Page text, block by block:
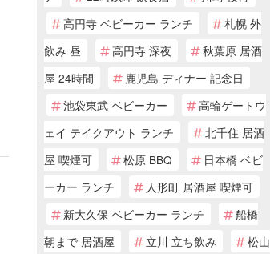
高円寺 ベビーカー ランチ
札幌 外
飲み 昼
高円寺 深夜
秋葉原 居酒
屋 24時間
鹿児島 ディナー 記念日
池袋東武 ベビーカー
高輪ゲートウ
ェイ テイクアウト ランチ
北千住 居酒
屋 喫煙可
松原 BBQ
日本橋 ベビ
ーカー ランチ
人形町 居酒屋 喫煙可
新大久保 ベビーカー ランチ
船橋
朝まで 居酒屋
立川 立ち飲み
松山